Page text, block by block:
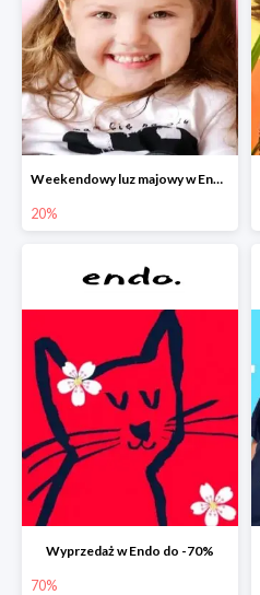
Weekendowy luz majowy w Endo - dodatkowe -20% na wszystko
20%
Wyprzedaż w Endo do -70%
70%